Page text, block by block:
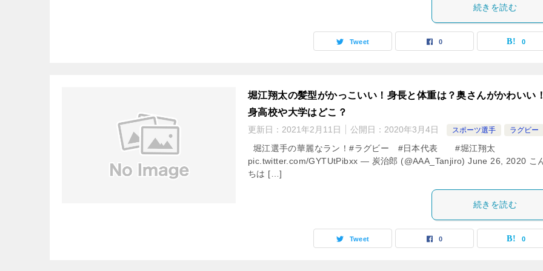
続きを読む
Tweet 0 0
堀江翔太の髪型がかっこいい！身長と体重は？奥さんがかわいい
身高校や大学はどこ？
更新日： 2021年2月11日 公開日： 2020年3月4日 スポーツ選手 ラグビー
堀江選手の華麗なラン！#ラグビー #日本代表 #堀江翔太
pic.twitter.com/GYTUtPibxx — 炭治郎 (@AAA_Tanjiro) June 26, 2020 こ
ちは […]
続きを読む
Tweet 0 0